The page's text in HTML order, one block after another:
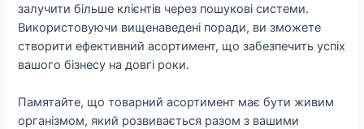
залучити більше клієнтів через пошукові системи.
Використовуючи вищенаведені поради, ви зможете
створити ефективний асортимент, що забезпечить успіх
вашого бізнесу на довгі роки.
Памятайте, що товарний асортимент має бути живим
організмом, який розвивається разом з вашими